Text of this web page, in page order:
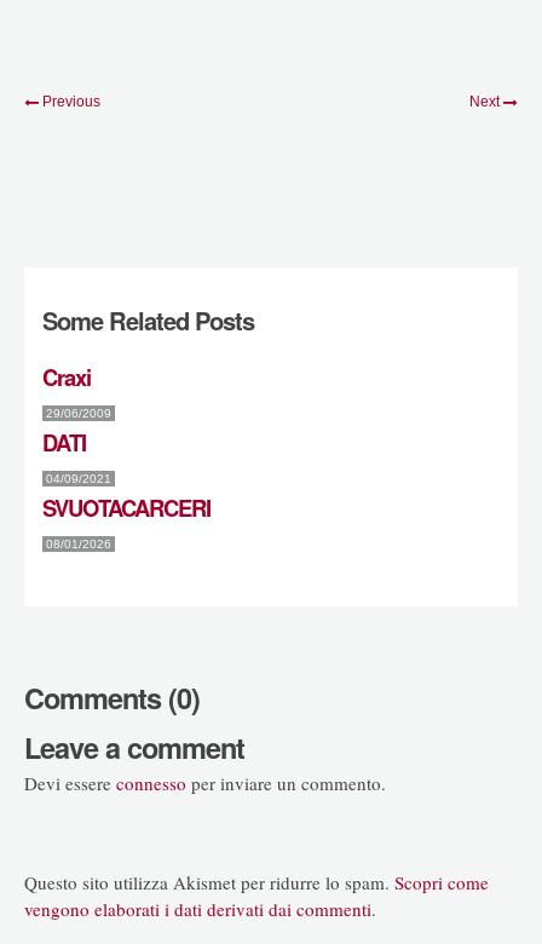
Previous Next
Some Related Posts
Craxi
29/06/2009
DATI
04/09/2021
SVUOTACARCERI
08/01/2026
Comments (0)
Leave a comment
Devi essere connesso per inviare un commento.
Questo sito utilizza Akismet per ridurre lo spam. Scopri come
vengono elaborati i dati derivati dai commenti.